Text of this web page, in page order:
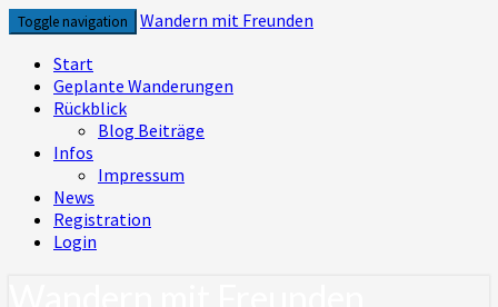
Skip
to
content
Toggle navigation
Wandern mit Freunden
Start
Geplante Wanderungen
Rückblick
Blog Beiträge
Infos
Impressum
News
Registration
Login